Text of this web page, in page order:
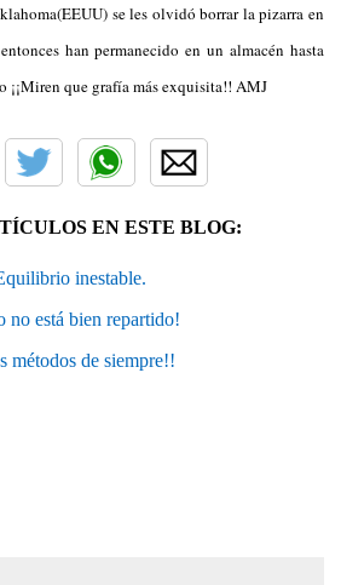
se les olvidó borrar la pizarra en
han permanecido en un almacén hasta
¡¡Miren que grafía más exquisita!! AMJ
EN ESTE BLOG:
inestable.
no está bien repartido!
métodos de siempre!!